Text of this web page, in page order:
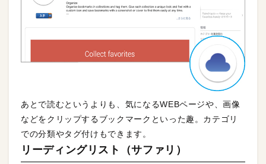
あとで読むというよりも、気になるWEBページや、画像
などをクリップするブックマークといった趣。カテゴリ
での分類やタグ付けもできます。
リーディングリスト（サファリ）